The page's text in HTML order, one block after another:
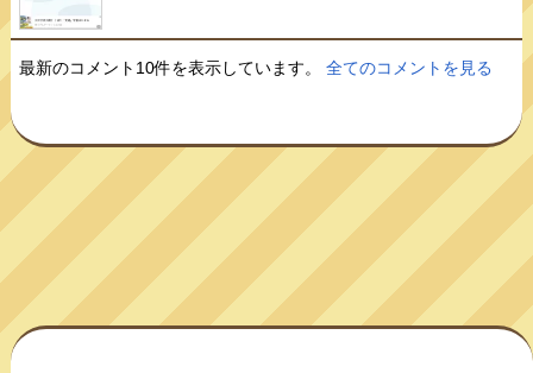
最新のコメント10件を表示しています。全てのコメントを見る